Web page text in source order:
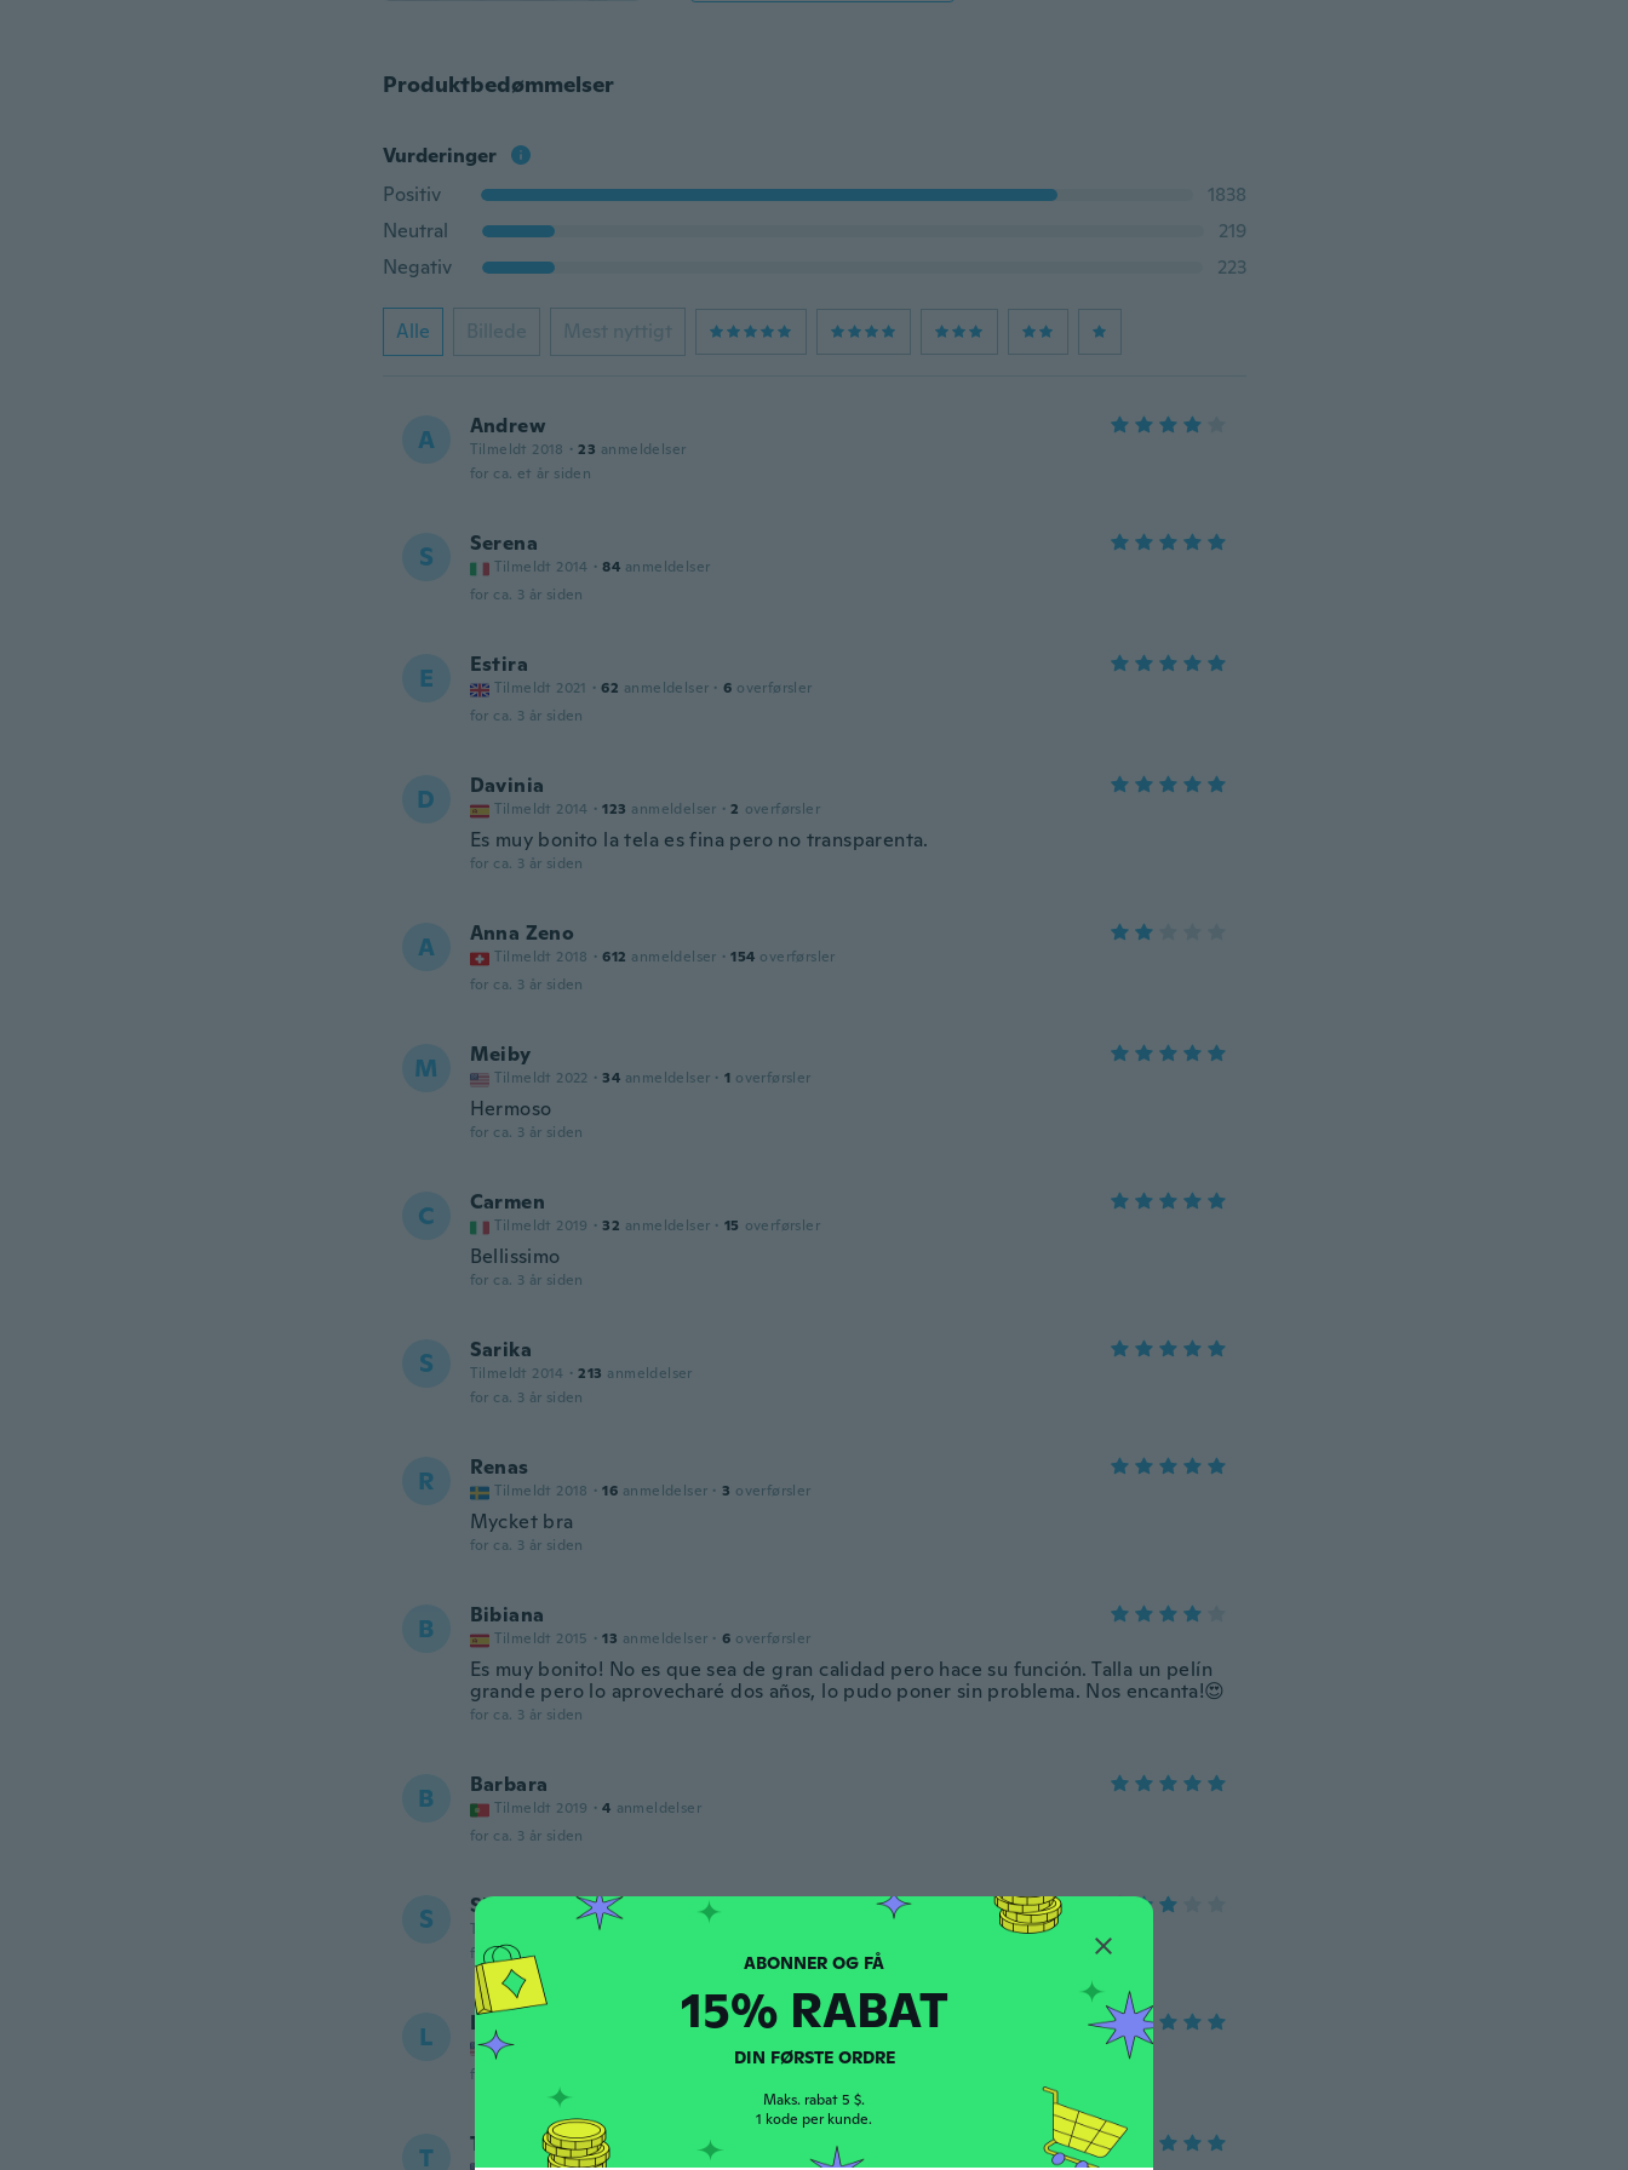
Produktbedømmelser
Vurderinger
Positiv
1838
Neutral
219
Negativ
223
Alle Billede Mest nyttigt
A Andrew
Tilmeldt 2018 · 23 anmeldelser
for ca. et år siden
S Serena
Tilmeldt 2014 · 84 anmeldelser
for ca. 3 år siden
E Estira
Tilmeldt 2021 · 62 anmeldelser · 6 overførsler
for ca. 3 år siden
D Davinia
Tilmeldt 2014 · 123 anmeldelser · 2 overførsler
Es muy bonito la tela es fina pero no transparenta.
for ca. 3 år siden
A Anna Zeno
Tilmeldt 2018 · 612 anmeldelser · 154 overførsler
for ca. 3 år siden
M Meiby
Tilmeldt 2022 · 34 anmeldelser · 1 overførsler
Hermoso
for ca. 3 år siden
C Carmen
Tilmeldt 2019 · 32 anmeldelser · 15 overførsler
Bellissimo
for ca. 3 år siden
S Sarika
Tilmeldt 2014 · 213 anmeldelser
for ca. 3 år siden
R Renas
Tilmeldt 2018 · 16 anmeldelser · 3 overførsler
Mycket bra
for ca. 3 år siden
B Bibiana
Tilmeldt 2015 · 13 anmeldelser · 6 overførsler
Es muy bonito! No es que sea de gran calidad pero hace su función. Talla un pelín
grande pero lo aprovecharé dos años, lo pudo poner sin problema. Nos encanta!😍
for ca. 3 år siden
B Barbara
Tilmeldt 2019 · 4 anmeldelser
for ca. 3 år siden
S Shawnda
Tilmeldt 2018 anmeldelser
for ca. 3 år siden
L Laura
Tilmeldt 2017
for ca. 3 år siden
T Trisha
15% RABAT
DIN FØRSTE ORDRE
Maks. rabat 5 $.
1 kode per kunde.